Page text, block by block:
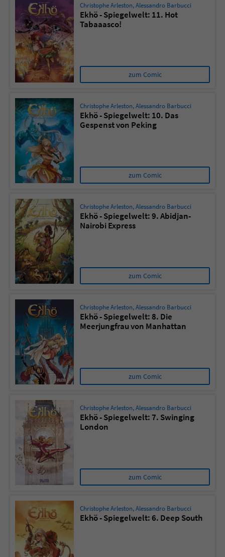
Christophe Arleston,Alessandro Barbucci
Ekhö - Spiegelwelt: 11. Hot
Tabaaasco!
zum Comic
Christophe Arleston,Alessandro Barbucci
Ekhö - Spiegelwelt: 10. Das
Gespenst von Peking
zum Comic
Christophe Arleston,Alessandro Barbucci
Ekhö - Spiegelwelt: 9. Abidjan-
Nairobi Express
zum Comic
Christophe Arleston,Alessandro Barbucci
Ekhö - Spiegelwelt: 8. Die
Meerjungfrau von Manhattan
zum Comic
Christophe Arleston,Alessandro Barbucci
Ekhö - Spiegelwelt: 7. Swinging
London
zum Comic
Christophe Arleston,Alessandro Barbucci
Ekhö - Spiegelwelt: 6. Deep South